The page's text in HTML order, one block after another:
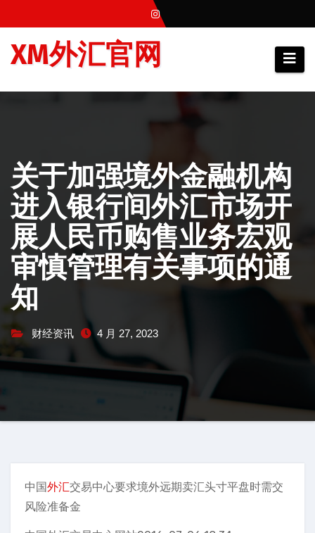
至
XM外汇官网
关于加强境外金融机构
进入银行间外汇市场开
展人民币购售业务宏观
审慎管理有关事项的通
知
财经资讯 4 月 27, 2023
中国外汇交易中心要求境外远期卖汇头寸平盘时需交
风险准备金